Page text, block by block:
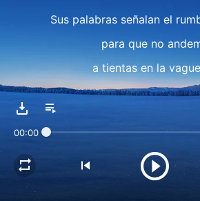
Sus palabras señalan el
para que no
a tientas en la
Nuestro corazón
la gracia y la bendición
00:00